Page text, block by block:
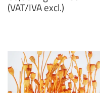
price
(VAT/IVA excl.)
MwSt
(VAT/IVA
excl.)